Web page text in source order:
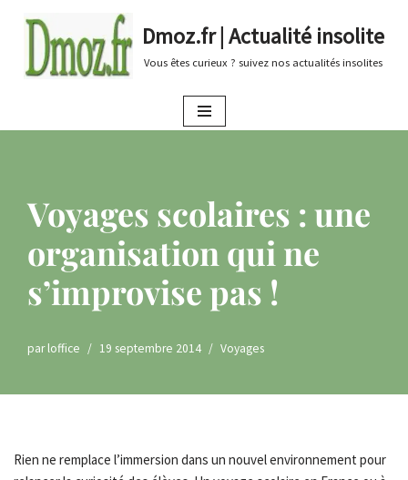
au
Dmoz.fr | Actualité insolite
Vous êtes curieux ? suivez nos actualités insolites
Voyages scolaires : une
organisation qui ne
s’improvise pas !
parloffice 19 septembre 2014 Voyages
Rien ne remplace l’immersion dans un nouvel environnement pour